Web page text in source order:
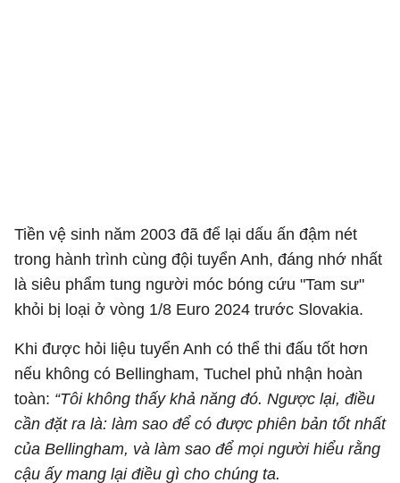
Tiền vệ sinh năm 2003 đã để lại dấu ấn đậm nét
trong hành trình cùng đội tuyển Anh, đáng nhớ nhất
là siêu phẩm tung người móc bóng cứu "Tam sư"
khỏi bị loại ở vòng 1/8 Euro 2024 trước Slovakia.
Khi được hỏi liệu tuyển Anh có thể thi đấu tốt hơn
nếu không có Bellingham, Tuchel phủ nhận hoàn
toàn: “Tôi không thấy khả năng đó. Ngược lại, điều
cần đặt ra là: làm sao để có được phiên bản tốt nhất
của Bellingham, và làm sao để mọi người hiểu rằng
cậu ấy mang lại điều gì cho chúng ta.